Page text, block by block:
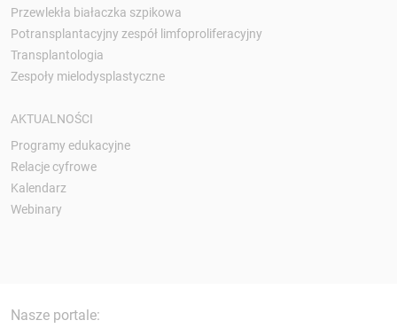
Przewlekła białaczka szpikowa
Potransplantacyjny zespół limfoproliferacyjny
Transplantologia
Zespoły mielodysplastyczne
AKTUALNOŚCI
Programy edukacyjne
Relacje cyfrowe
Kalendarz
Webinary
Nasze portale: